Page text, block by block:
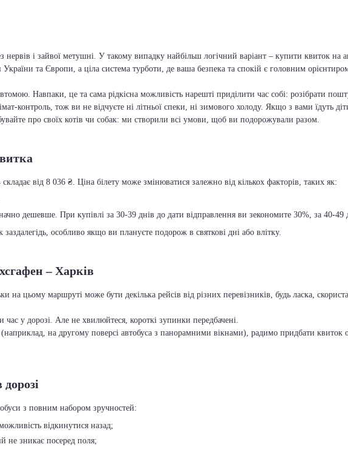
і зайвої метушні. У такому випадку найбільш логічний варіант – купити квиток на
та Європи, а ціла система турботи, де ваша безпека та спокій є головним
Навпаки, це та сама рідкісна можливість нарешті приділити час собі: розібрати
контроль, тож ви не відчуєте ні літньої спеки, ні зимового холоду. Якщо з вами їдуть
про своїх котів чи собак: ми створили всі умови, щоб ви подорожували разом.
від 8 036 ₴. Ціна білету може змінюватися залежно від кількох факторів, таких як:
дешевше. При купівлі за 30-39 днів до дати відправлення ви зекономите 30%, за 40-
особливо якщо ви плануєте подорож в святкові дні або влітку.
– Харків
на цьому маршруті може бути декілька рейсів від різних перевізників, будь ласка,
у дорозі. Але не хвилюйтеся, короткі зупинки передбачені.
на другому поверсі автобуса з панорамними вікнами), радимо придбати квиток
з повним набором зручностей:
відкинутися назад;
не зникає посеред поля;